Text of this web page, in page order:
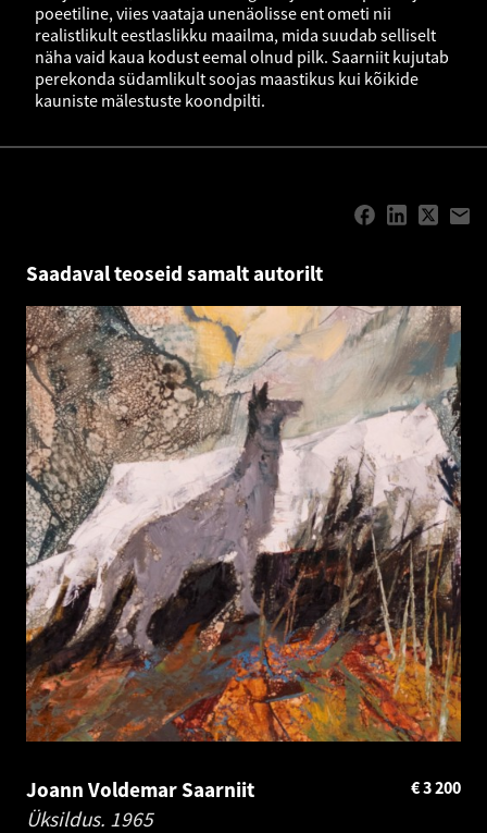
poeetiline, viies vaataja unenäolisse ent ometi nii
realistlikult eestlaslikku maailma, mida suudab selliselt
näha vaid kaua kodust eemal olnud pilk. Saarniit kujutab
perekonda südamlikult soojas maastikus kui kõikide
kauniste mälestuste koondpilti.
Saadaval teoseid samalt autorilt
Joann Voldemar Saarniit
Üksildus. 1965
3 200
€